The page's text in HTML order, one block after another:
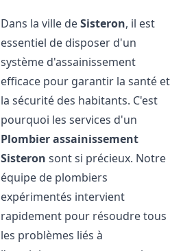
Dans la ville deSisteron, il est
essentiel de disposer d'un
système d'assainissement
efficace pour garantir la santé et
la sécurité des habitants. C'est
pourquoi les services d'un
Plombier assainissement
Sisteron sont si précieux. Notre
équipe de plombiers
expérimentés intervient
rapidement pour résoudre tous
les problèmes liés à